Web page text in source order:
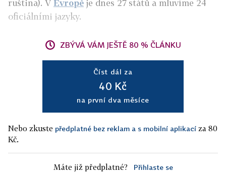
ruština). V Evropě je dnes 27 států a mluvíme 24
oficiálními jazyky.
ZBÝVÁ VÁM JEŠTĚ 80 % ČLÁNKU
Číst dál za
40 Kč
na první dva měsíce
Nebo zkuste předplatné bez reklam a s mobilní aplikací za 80
Kč.
Máte již předplatné? Přihlaste se